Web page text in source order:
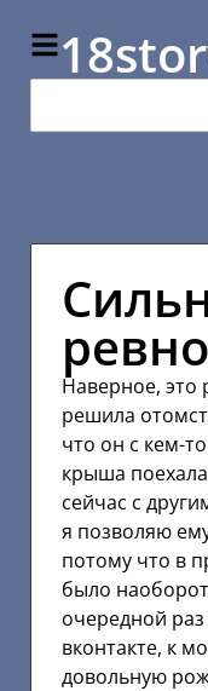
Наверное, это
решила
что он с кем-
крыша
сейчас с
я позволяю
потому что в
было
очередной
вконтакте, к
довольную